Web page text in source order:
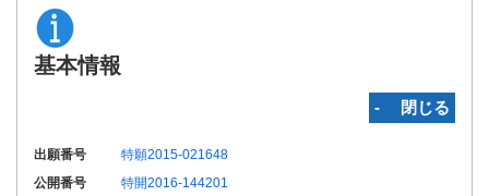
基本情報
‐ 閉じる
出願番号
特願2015-021648
公開番号
特開2016-144201